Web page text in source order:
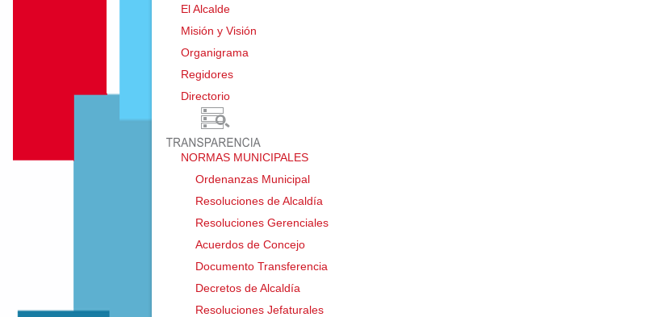
El Alcalde
Misión y Visión
Organigrama
Regidores
Directorio ㅤ
NORMAS MUNICIPALES
Ordenanzas Municipal
Resoluciones de Alcaldía
Resoluciones Gerenciales
Acuerdos de Concejo
Documento Transferencia
Decretos de Alcaldía
Resoluciones Jefaturales